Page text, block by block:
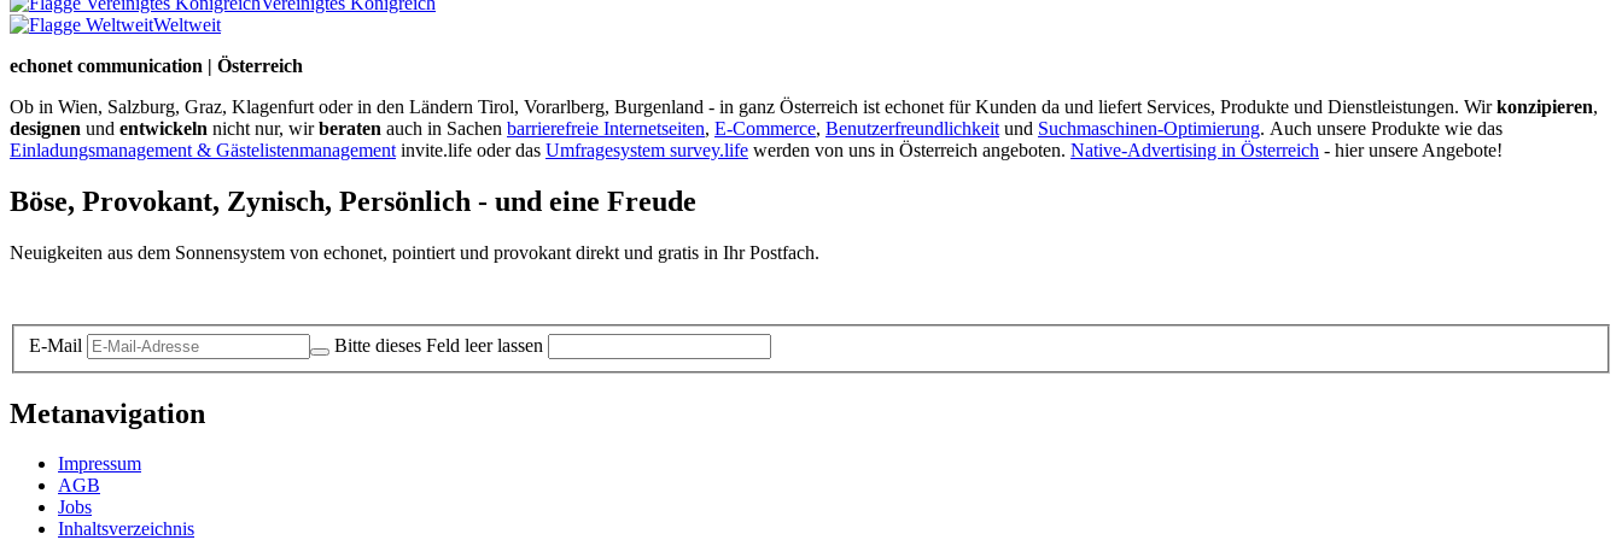
Weltweit
echonet communication | Österreich
Ob in Wien, Salzburg, Graz, Klagenfurt oder in den Ländern Tirol, Vorarlberg, Burgenland - in ganz Österreich ist echonet für Kunden da und liefert Services, Produkte und Dienstleistungen. Wirkonzipieren,
designen und entwickeln nicht nur, wirberaten auch in Sachen barrierefreie Internetseiten, E-Commerce, Benutzerfreundlichkeit und Suchmaschinen-Optimierung. Auch unsere Produkte wie das
Einladungsmanagement & Gästelistenmanagement invite.life oder das Umfragesystem survey.life werden von uns in Österreich angeboten. Native-Advertising in Österreich - hier unsere Angebote!
Böse, Provokant, Zynisch, Persönlich - und eine Freude
Neuigkeiten aus dem Sonnensystem von echonet, pointiert und provokant direkt und gratis in Ihr Postfach.
E-Mail Bitte dieses Feld leer lassen
Metanavigation
Impressum
AGB
Jobs
Inhaltsverzeichnis